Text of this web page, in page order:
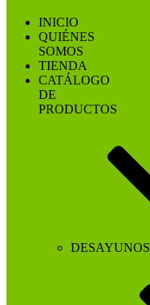
INICIO
QUIÉNES
SOMOS
TIENDA
CATÁLOGO
DE
PRODUCTOS
DESAYUNOS